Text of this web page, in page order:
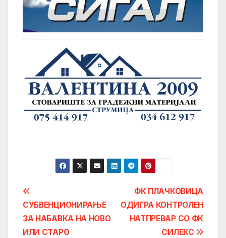
Post
navigation
ФК ПЛАЧКОВИЦА
ОДИГРА КОНТРОЛЕН
НАТПРЕВАР СО ФК
СИЛЕКС
СУБВЕНЦИОНИРАЊЕ
ЗА НАБАВКА НА НОВО
ИЛИ СТАРО